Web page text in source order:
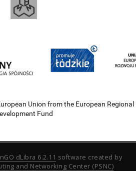
Union from the European Regional
Fund
dLibra 6.2.11 software created by
and Networking Center (PSNC)